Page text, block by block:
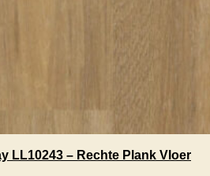
LL10243 – Rechte Plank Vloer